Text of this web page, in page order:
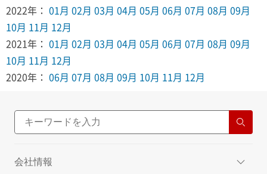
2022年： 01月 02月 03月 04月 05月 06月 07月 08月 09月
10月 11月 12月
2021年： 01月 02月 03月 04月 05月 06月 07月 08月 09月
10月 11月 12月
2020年： 06月 07月 08月 09月 10月 11月 12月
会社情報